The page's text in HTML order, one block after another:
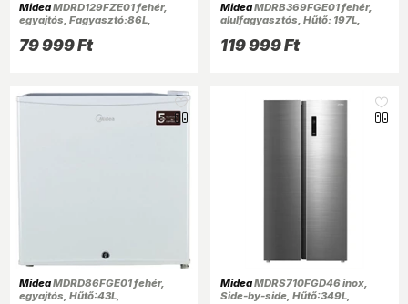
MideaMDRD129FZE01 fehér,
egyajtós, Fagyasztó:86L,
79 999 Ft
MideaMDRB369FGE01 fehér,
alulfagyasztós, Hűtő: 197L,
119 999 Ft
MideaMDRD86FGE01 fehér,
egyajtós, Hűtő:43L,
MideaMDRS710FGD46 inox,
Side-by-side, Hűtő:349L,